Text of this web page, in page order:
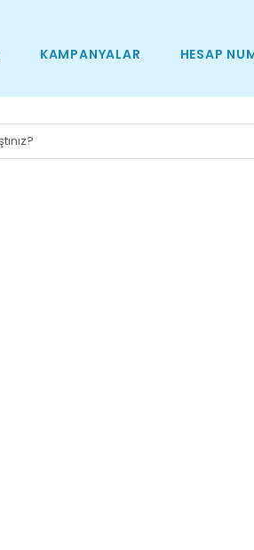
KAMPANYALAR HESAP